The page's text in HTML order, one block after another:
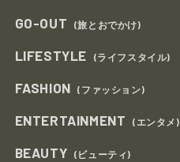
GO-OUT (旅とおでかけ)
LIFESTYLE (ライフスタイル)
FASHION (ファッション)
ENTERTAINMENT (エンタメ)
BEAUTY (ビューティ)